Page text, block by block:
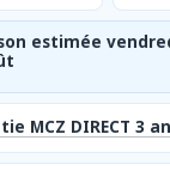
estimée
MCZ DIRECT 3